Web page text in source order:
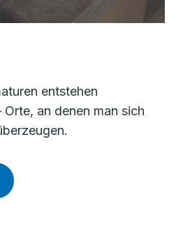
entstehen
an denen man sich